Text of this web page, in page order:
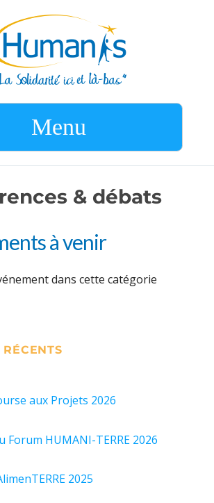
Menu
& débats
à venir
dans cette catégorie
aux Projets 2026
Forum HUMANI-TERRE 2026
2025